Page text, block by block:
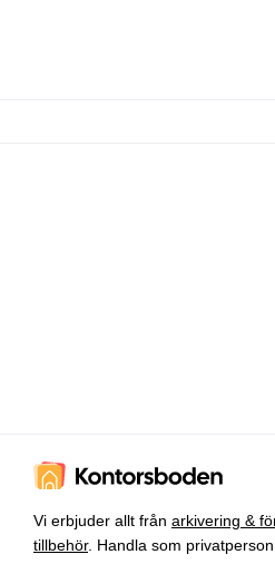
Vi erbjuder allt från arkivering &
tillbehör. Handla som